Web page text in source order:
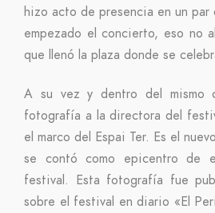
hizo acto de presencia en un par
empezado el concierto, eso no
que llenó la plaza donde se
A su vez y dentro del mismo
fotografía a la directora del
el marco del Espai Ter. Es el
se contó como epicentro de
festival. Esta fotografía fue
sobre el festival en diario «El